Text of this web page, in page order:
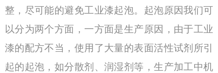
整，尽可能的避免工业漆起泡。起泡原因我们可
以分为两个方面，一方面是生产原因，由于工业
漆的配方不当，使用了大量的表面活性试剂所引
起的起泡，如分散剂、润湿剂等，生产加工中机